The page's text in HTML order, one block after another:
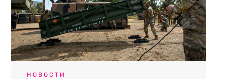
НОВОСТИ